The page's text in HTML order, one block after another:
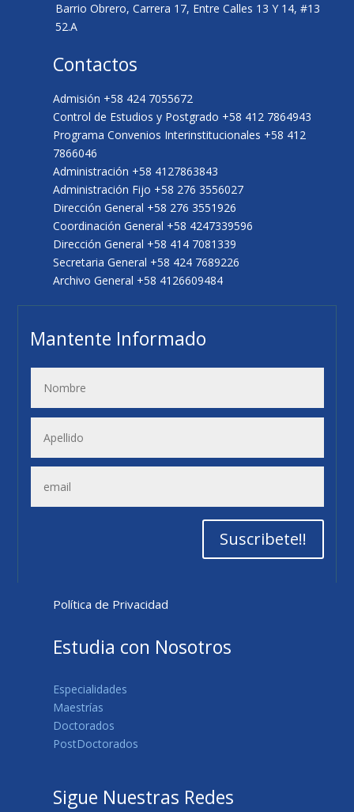
Barrio Obrero, Carrera 17, Entre Calles 13 Y 14, #13
52.A
Contactos
Admisión +58 424 7055672
Control de Estudios y Postgrado +58 412 7864943
Programa Convenios Interinstitucionales +58 412
7866046
Administración +58 4127863843
Administración Fijo +58 276 3556027
Dirección General +58 276 3551926
Coordinación General +58 4247339596
Dirección General +58 414 7081339
Secretaria General +58 424 7689226
Archivo General +58 4126609484
Mantente Informado
Suscribete!!
Política de Privacidad
Estudia con Nosotros
Especialidades
Maestrías
Doctorados
PostDoctorados
Sigue Nuestras Redes